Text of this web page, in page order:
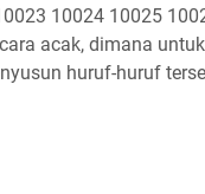
10024 10025
acak, dimana untuk
huruf-huruf